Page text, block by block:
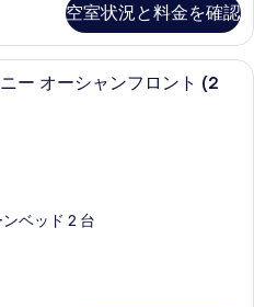
空室状況と料金を確認
高級寝具、セーフティボックス (室
ー オーシャンフロント (2
ベッド 2 台